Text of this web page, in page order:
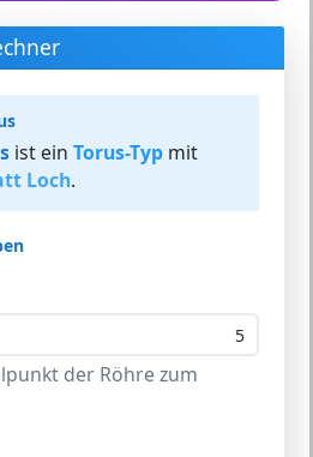
ist ein Torus-Typ mit
Loch.
der Röhre zum